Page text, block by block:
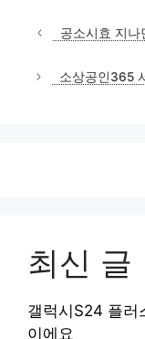
공소시효 지
소상공인365
최신 글
갤럭시S24 플러
이에요